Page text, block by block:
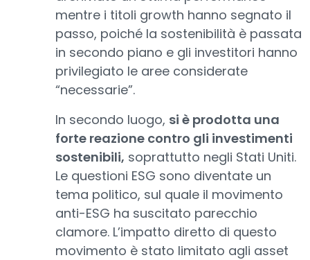
mentre i titoli growth hanno segnato il
passo, poiché la sostenibilità è passata
in secondo piano e gli investitori hanno
privilegiato le aree considerate
“necessarie”.
In secondo luogo, si è prodotta una
forte reazione contro gli investimenti
sostenibili, soprattutto negli Stati Uniti.
Le questioni ESG sono diventate un
tema politico, sul quale il movimento
anti-ESG ha suscitato parecchio
clamore. L’impatto diretto di questo
movimento è stato limitato agli asset